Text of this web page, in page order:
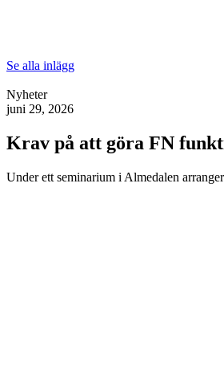
Se alla inlägg
Nyheter
juni 29, 2026
Krav på att göra FN
Under ett seminarium i Almedalen